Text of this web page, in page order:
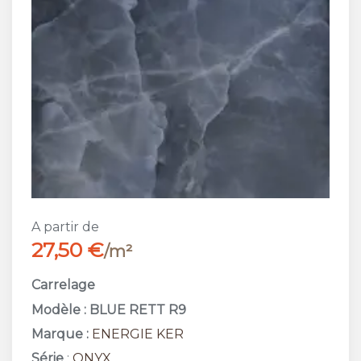
A partir de
27,50 €/m²
Carrelage
Modèle : BLUE RETT R9
Marque : ENERGIE KER